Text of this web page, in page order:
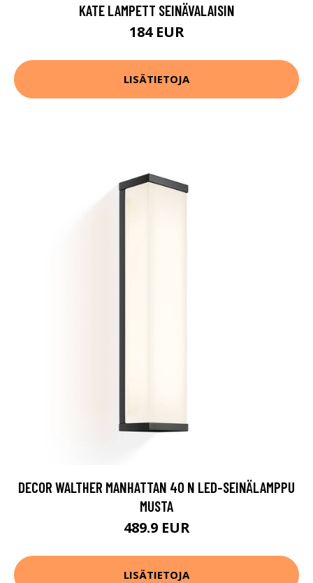
KATE LAMPETT SEINÄVALAISIN
184 EUR
LISÄTIETOJA
DECOR WALTHER MANHATTAN 40 N LED-SEINÄLAMPPU
MUSTA
489.9 EUR
LISÄTIETOJA